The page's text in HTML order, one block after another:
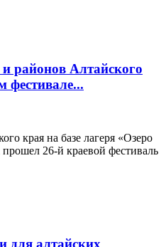
районов Алтайского
фестивале...
края на базе лагеря «Озеро
26‑й краевой фестиваль
для алтайских